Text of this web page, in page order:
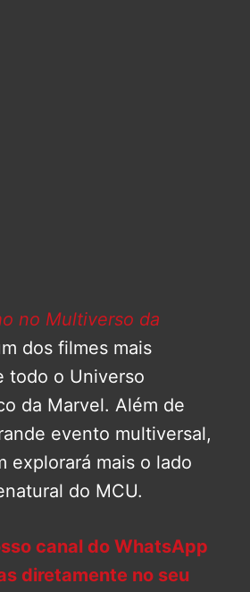
no Multiverso da
dos filmes mais
todo o Universo
da Marvel. Além de
evento multiversal,
explorará mais o lado
do MCU.
canal do WhatsApp
diretamente no seu